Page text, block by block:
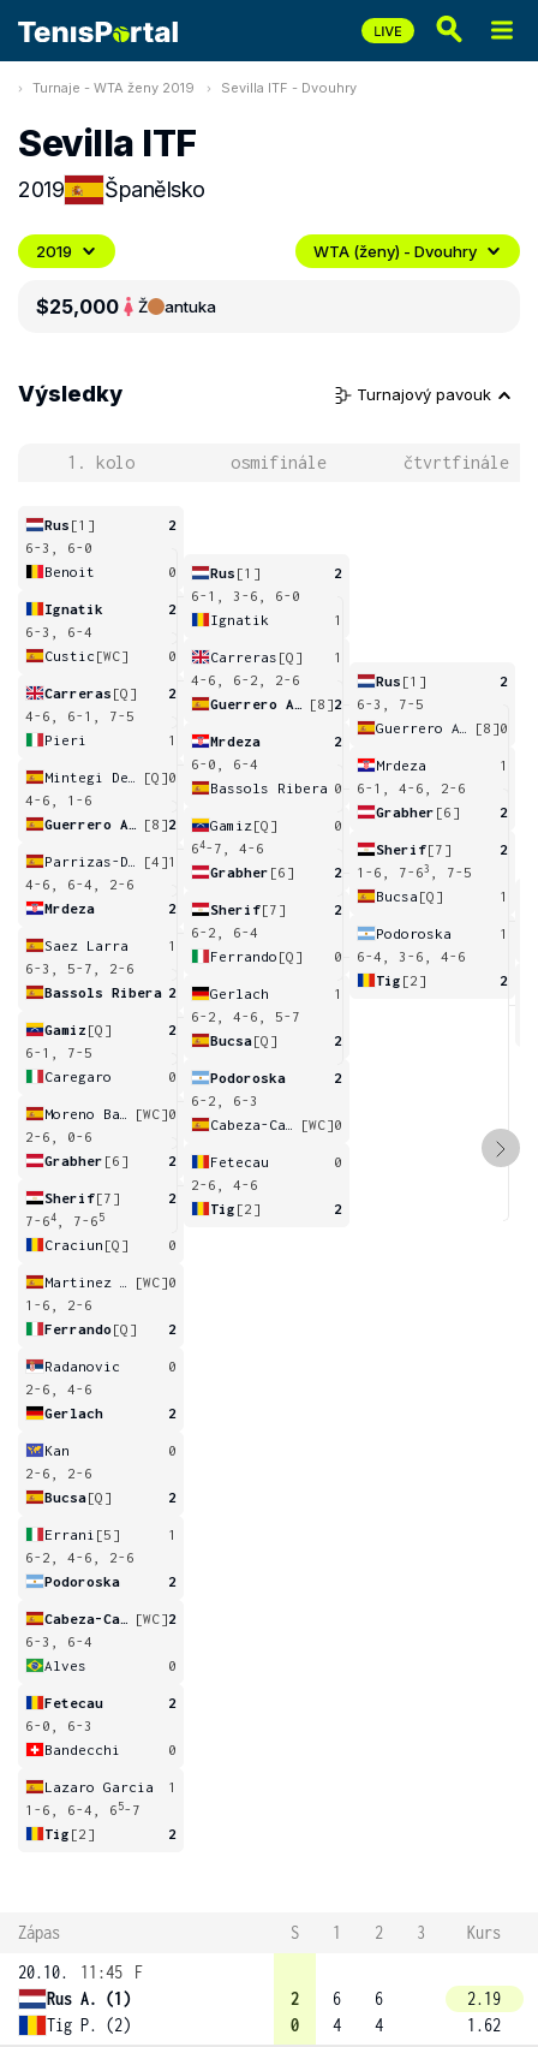
Turnaje - WTA ženy 2019 Sevilla ITF - Dvouhry
Sevilla ITF
2019 Španělsko
2019 WTA (ženy) - Dvouhry
$25,000 Ž antuka
Výsledky Turnajový pavouk
1. kolo osmifinále čtvrtfinále
Rus [1]
2
6-3, 6-0
Benoit
0
Ignatik
2
6-3, 6-4
Custic [WC] 0
Carreras [Q]
2
4-6, 6-1, 7-5
Pieri
1
[Q]0
4-6, 1-6
[8]2
[4]1
4-6, 6-4, 2-6
Mrdeza
2
Saez Larra
1
6-3, 5-7, 2-6
Bassols Ribera 2
Gamiz [Q]
2
6-1, 7-5
Caregaro
0
[WC]0
2-6, 0-6
Grabher [6] 2
Sherif[7]
2
7-64 , 7-6 5
Craciun [Q] 0
[WC]0
1-6, 2-6
Ferrando [Q] 2
Radanovic
0
2-6, 4-6
Gerlach
2
Kan
0
2-6, 2-6
Bucsa[Q] 2
Errani [5]
1
6-2, 4-6, 2-6
Podoroska
2
[WC]2
6-3, 6-4
Alves
0
Fetecau
2
6-0, 6-3
Bandecchi
0
Lazaro Garcia
1
1-6, 6-4, 6 5-7
Tig [2] 2
Rus [1]
2
6-1, 3-6, 6-0
Ignatik
1
Carreras [Q]
1
4-6, 6-2, 2-6
[8]2
Mrdeza
2
6-0, 6-4
Bassols Ribera 0
Gamiz [Q]
0
64-7, 4-6
Grabher [6] 2
Sherif[7]
2
6-2, 6-4
Ferrando [Q] 0
Gerlach
1
6-2, 4-6, 5-7
Bucsa[Q] 2
Podoroska
2
6-2, 6-3
[WC]0
Fetecau
0
2-6, 4-6
Tig [2] 2
Rus [1]
2
6-3, 7-5
[8]0
Mrdeza
1
6-1, 4-6, 2-6
Grabher [6] 2
Sherif[7]
2
1-6, 7-63
, 7-5
Bucsa [Q] 1
Podoroska
1
6-4, 3-6, 4-6
Tig [2] 2
Zápas S 1 2 3
Kurs
20.10.
11:45
F
Rus A. (1)
Tig P. (2)
2
0
6
4
6
4
2.19
1.62